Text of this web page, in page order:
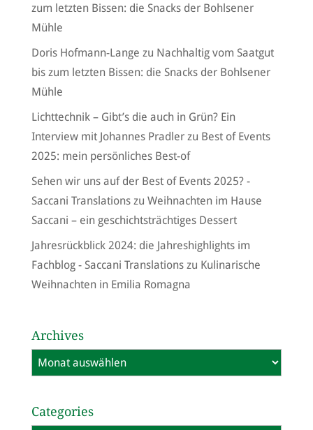
zum letzten Bissen: die Snacks der Bohlsener
Mühle
Doris Hofmann-Lange zu Nachhaltig vom Saatgut
bis zum letzten Bissen: die Snacks der Bohlsener
Mühle
Lichttechnik – Gibt’s die auch in Grün? Ein
Interview mit Johannes Pradlerzu Best of Events
2025: mein persönliches Best-of
Sehen wir uns auf der Best of Events 2025? -
Saccani Translationszu Weihnachten im Hause
Saccani – ein geschichtsträchtiges Dessert
Jahresrückblick 2024: die Jahreshighlights im
Fachblog - Saccani Translationszu Kulinarische
Weihnachten in Emilia Romagna
Archives
Archives
Categories